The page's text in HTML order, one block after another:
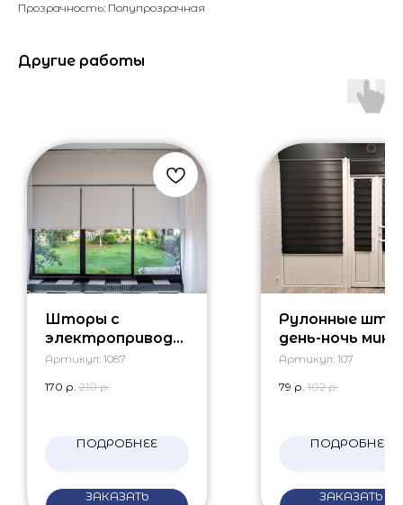
Прозрачность: Полупрозрачная
Другие работы
Шторы с
электроприводо
м
Артикул: 1087
170 р. 210 р.
ПОДРОБНЕЕ
ЗАКАЗАТЬ
Рулонные
день-ночь мини
Артикул: 107
79 р. 102 р.
ПОДРОБНЕЕ
ЗАКАЗАТЬ